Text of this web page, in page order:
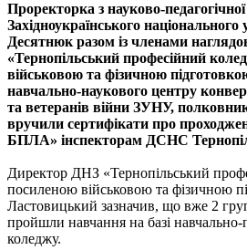
Проректорка з науково-
Західноукраїнського
Десятнюк разом із членами
«Тернопільський професійний
військовою та фізичною
навчально-наукового центру
та ветеранів війни ЗУНУ,
вручили сертифікати про
БПЛА» інспекторам ДСНС
Директор ДНЗ «Тернопільський
посиленою військовою та фізичною
Ластовицький зазначив, що вже 2
пройшли навчання на базі
коледжу.